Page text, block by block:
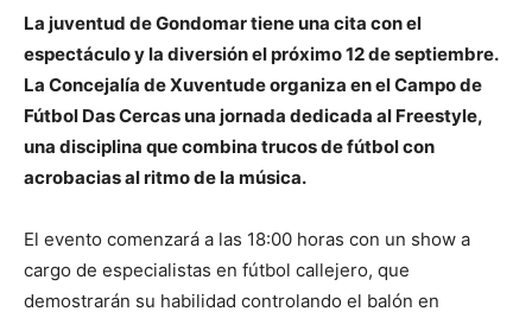
La juventud de Gondomar tiene una cita con el
espectáculo y la diversión el próximo 12 de septiembre.
La Concejalía de Xuventude organiza en el Campo de
Fútbol Das Cercas una jornada dedicada al Freestyle,
una disciplina que combina trucos de fútbol con
acrobacias al ritmo de la música.
El evento comenzará a las 18:00 horas con un show a
cargo de especialistas en fútbol callejero, que
demostrarán su habilidad controlando el balón en